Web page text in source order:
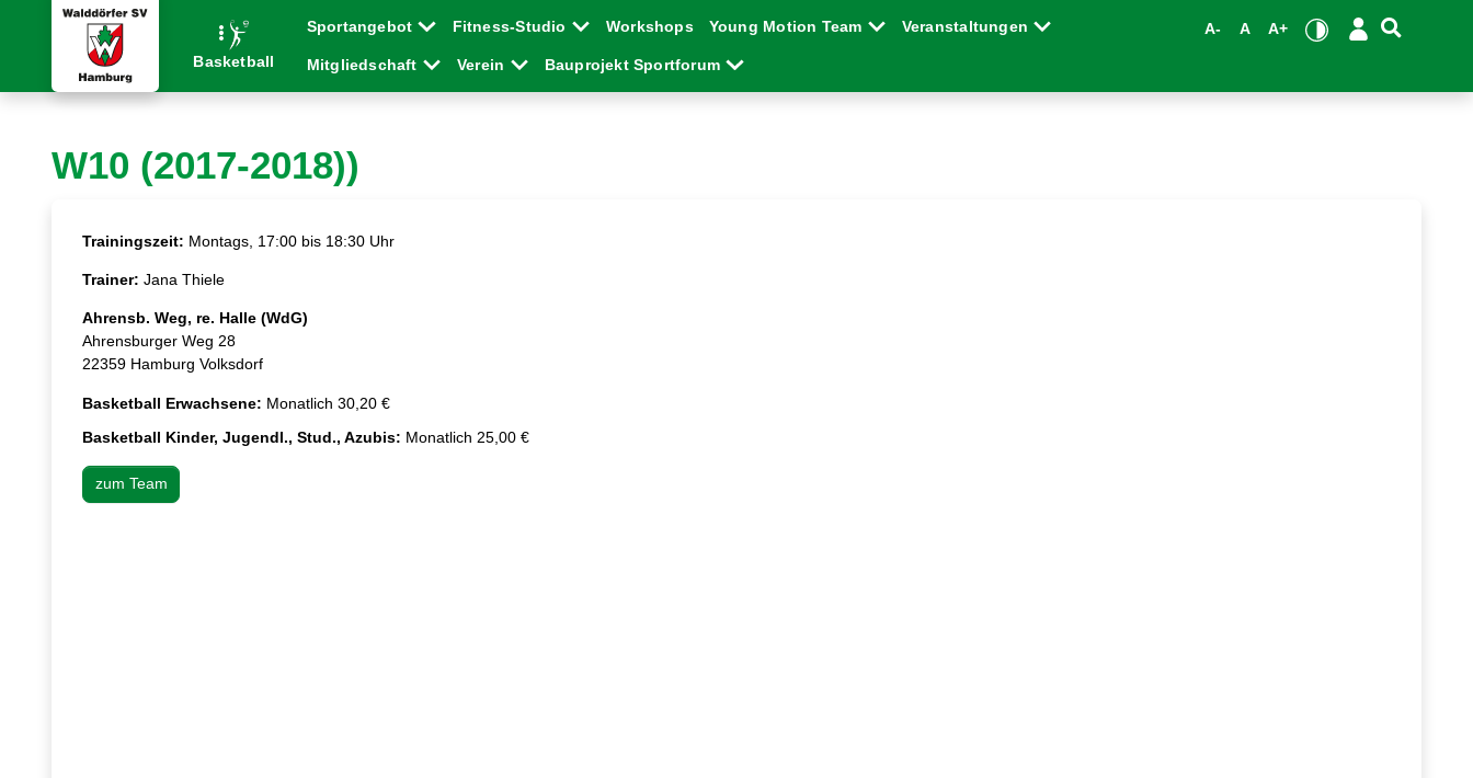
Basketball
Sportangebot Fitness-Studio Workshops Young Motion Team Veranstaltungen
Mitgliedschaft Verein Bauprojekt Sportforum
A- A A+
W10 (2017-2018))
Trainingszeit: Montags, 17:00 bis 18:30 Uhr
Trainer:Jana Thiele
Ahrensb. Weg, re. Halle (WdG)
Ahrensburger Weg 28
22359 Hamburg Volksdorf
Basketball Erwachsene: Monatlich 30,20 €
Basketball Kinder, Jugendl., Stud., Azubis: Monatlich 25,00 €
zum Team